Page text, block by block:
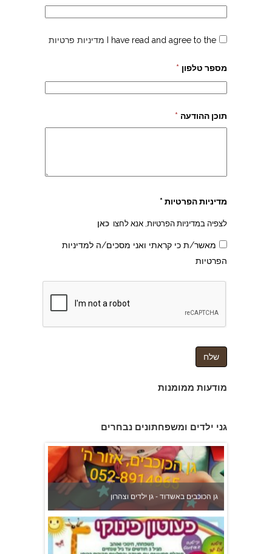
I have read and agree to the מדיניות פרטיות
מספר טלפון *
תוכן ההודעה *
מדיניות הפרטיות *
לצפיה במדיניות הפרטיות, אנא לחצו כאן
מאשר/ת כי קראתי ואני מסכים/ה למדיניות
הפרטיות
מודעות ממומנות
גני ילדים ומשפחתונים נבחרים
גן הכוכבים באשדוד - גן ילדים וצהרון
פעוטון פינוקי במודיעין